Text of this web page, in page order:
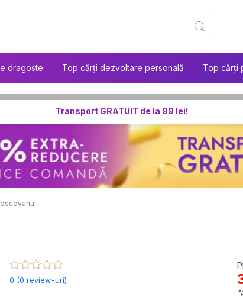
dragoste Top cărți dezvoltare personală Top cărți
Transport GRATUIT de la 99 lei!
0 (0 review-uri)